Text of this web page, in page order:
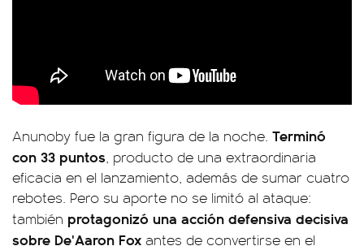
Anunoby fue la gran figura de la noche. Terminó
con 33 puntos, producto de una extraordinaria
eficacia en el lanzamiento, además de sumar cuatro
rebotes. Pero su aporte no se limitó al ataque:
también protagonizó una acción defensiva decisiva
sobre De'Aaron Fox antes de convertirse en el